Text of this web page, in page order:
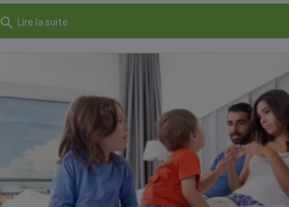
search Lire la suite